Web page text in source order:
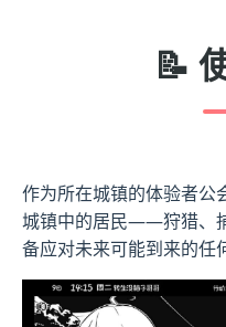
📝
作为所在城镇的体验者公
城镇中的居民——狩猎、
备应对未来可能到来的任